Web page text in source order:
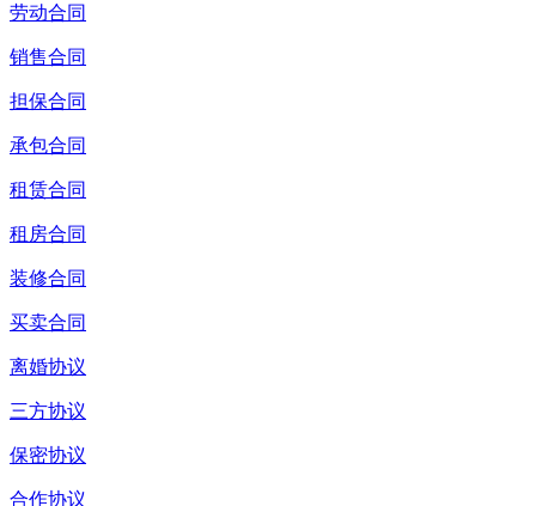
劳动合同
销售合同
担保合同
承包合同
租赁合同
租房合同
装修合同
买卖合同
离婚协议
三方协议
保密协议
合作协议